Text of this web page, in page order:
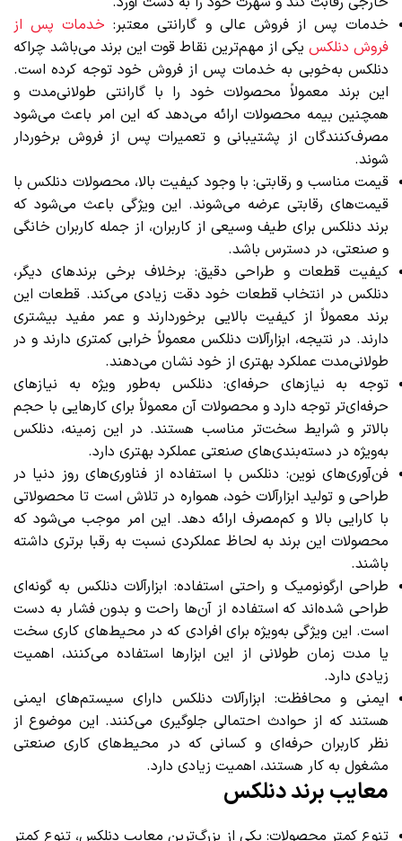
خدمات پس از فروش عالی و گارانتی معتبر: خدمات پس از
فروش دنلکس یکی از مهم‌ترین نقاط قوت این برند می‌باشد چراکه
دنلکس به‌خوبی به خدمات پس از فروش خود توجه کرده است.
این برند معمولاً محصولات خود را با گارانتی طولانی‌مدت و
همچنین بیمه محصولات ارائه می‌دهد که این امر باعث می‌شود
مصرف‌کنندگان از پشتیبانی و تعمیرات پس از فروش برخوردار
شوند.
قیمت مناسب و رقابتی: با وجود کیفیت بالا، محصولات دنلکس با
قیمت‌های رقابتی عرضه می‌شوند. این ویژگی باعث می‌شود که
برند دنلکس برای طیف وسیعی از کاربران، از جمله کاربران خانگی
و صنعتی، در دسترس باشد.
کیفیت قطعات و طراحی دقیق: برخلاف برخی برندهای دیگر،
دنلکس در انتخاب قطعات خود دقت زیادی می‌کند. قطعات این
برند معمولاً از کیفیت بالایی برخوردارند و عمر مفید بیشتری
دارند. در نتیجه، ابزارآلات دنلکس معمولاً خرابی کمتری دارند و در
طولانی‌مدت عملکرد بهتری از خود نشان می‌دهند.
توجه به نیازهای حرفه‌ای: دنلکس به‌طور ویژه به نیازهای
حرفه‌ای‌تر توجه دارد و محصولات آن معمولاً برای کارهایی با حجم
بالاتر و شرایط سخت‌تر مناسب هستند. در این زمینه، دنلکس
به‌ویژه در دسته‌بندی‌های صنعتی عملکرد بهتری دارد.
فن‌آوری‌های نوین: دنلکس با استفاده از فناوری‌های روز دنیا در
طراحی و تولید ابزارآلات خود، همواره در تلاش است تا محصولاتی
با کارایی بالا و کم‌مصرف ارائه دهد. این امر موجب می‌شود که
محصولات این برند به لحاظ عملکردی نسبت به رقبا برتری داشته
باشند.
طراحی ارگونومیک و راحتی استفاده: ابزارآلات دنلکس به گونه‌ای
طراحی شده‌اند که استفاده از آن‌ها راحت و بدون فشار به دست
است. این ویژگی به‌ویژه برای افرادی که در محیط‌های کاری سخت
یا مدت زمان طولانی از این ابزارها استفاده می‌کنند، اهمیت
زیادی دارد.
ایمنی و محافظت: ابزارآلات دنلکس دارای سیستم‌های ایمنی
هستند که از حوادث احتمالی جلوگیری می‌کنند. این موضوع از
نظر کاربران حرفه‌ای و کسانی که در محیط‌های کاری صنعتی
مشغول به کار هستند، اهمیت زیادی دارد.
معایب برند دنلکس
تنوع کمتر محصولات: یکی از بزرگ‌ترین معایب دنلکس، تنوع کمتر